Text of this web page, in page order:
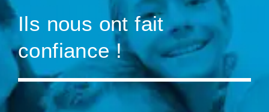
Ils nous ont fait
confiance !